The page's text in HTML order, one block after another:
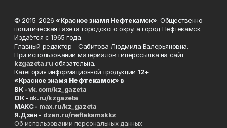
© 2015-2026 «Красное знамя Нефтекамск». Общественно-
политическая газета городского округа город Нефтекамск.
Издаётся с 1965 года.
Главный редактор - Сабитова Людмила Валерьяновна.
При использовании материалов гиперссылка на сайт
kzgazeta.ru обязательна.
Категория информационной продукции 12+
«Красное знамя Нефтекамск» в
ВК -vk.com/kz_gazeta
ОК - ok.ru/kzgazeta
MAKC - max.ru/kz_gazeta
Я.Дзен - dzen.ru/neftekamskkz
Об использовании персональных данных